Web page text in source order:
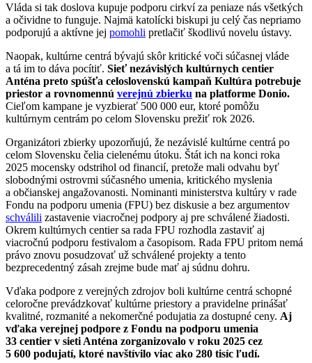
Vláda si tak doslova kupuje podporu cirkví za peniaze nás všetkých
a očividne to funguje. Najmä katolícki biskupi ju celý čas nepriamo
podporujú a aktívne jej pomohli pretlačiť škodlivú novelu ústavy.
Naopak, kultúrne centrá bývajú skôr kritické voči súčasnej vláde
a tá im to dáva pocítiť. Sieť nezávislých kultúrnych centier
Anténa preto spúšťa celoslovenskú kampaň Kultúra potrebuje
priestor a rovnomennú verejnú zbierku na platforme Donio.
Cieľom kampane je vyzbierať 500 000 eur, ktoré pomôžu
kultúrnym centrám po celom Slovensku prežiť rok 2026.
Organizátori zbierky upozorňujú, že nezávislé kultúrne centrá po
celom Slovensku čelia cielenému útoku. Štát ich na konci roka
2025 mocensky odstrihol od financií, pretože mali odvahu byť
slobodnými ostrovmi súčasného umenia, kritického myslenia
a občianskej angažovanosti. Nominanti ministerstva kultúry v rade
Fondu na podporu umenia (FPU) bez diskusie a bez argumentov
schválili zastavenie viacročnej podpory aj pre schválené žiadosti.
Okrem kultúrnych centier sa rada FPU rozhodla zastaviť aj
viacročnú podporu festivalom a časopisom. Rada FPU pritom nemá
právo znovu posudzovať už schválené projekty a tento
bezprecedentný zásah zrejme bude mať aj súdnu dohru.
Vďaka podpore z verejných zdrojov boli kultúrne centrá schopné
celoročne prevádzkovať kultúrne priestory a pravidelne prinášať
kvalitné, rozmanité a nekomerčné podujatia za dostupné ceny. Aj
vďaka verejnej podpore z Fondu na podporu umenia
33 centier v sieti Anténa zorganizovalo v roku 2025 cez
5 600 podujatí, ktoré navštívilo viac ako 280 tisíc ľudí.